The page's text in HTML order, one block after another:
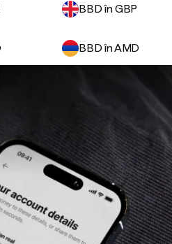
BBD în GBP
BBD în AMD